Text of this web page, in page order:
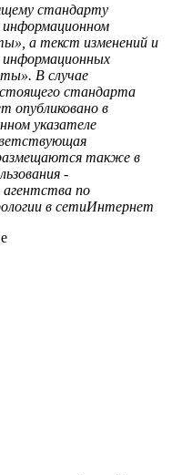
стандарту
информационном
а текст изменений и
информационных
В случае
стандарта
опубликовано в
указателе
также в
-
агентства по
в сетиИнтернет